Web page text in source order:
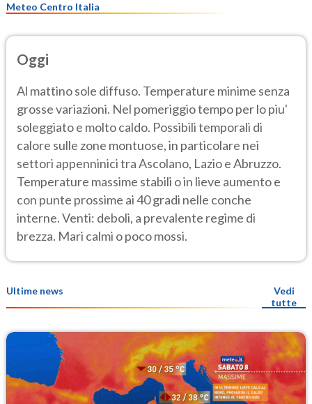
Meteo Centro Italia
Oggi
Al mattino sole diffuso. Temperature minime senza
grosse variazioni. Nel pomeriggio tempo per lo piu'
soleggiato e molto caldo. Possibili temporali di
calore sulle zone montuose, in particolare nei
settori appenninici tra Ascolano, Lazio e Abruzzo.
Temperature massime stabili o in lieve aumento e
con punte prossime ai 40 gradi nelle conche
interne. Venti: deboli, a prevalente regime di
brezza. Mari calmi o poco mossi.
Ultime news
Vedi
tutte